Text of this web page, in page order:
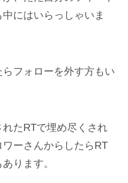
にはいらっしゃいま
フォローを外す方もい
たRTで埋め尽くされ
ーさんからしたらRT
ります。